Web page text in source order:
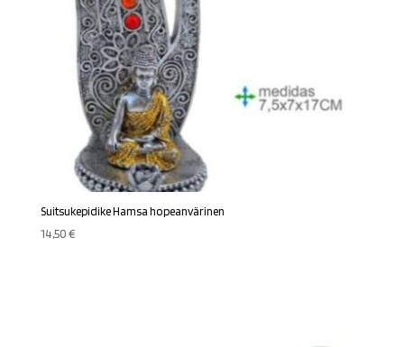
Suitsukepidike Hamsa hopeanvärinen
14,50€